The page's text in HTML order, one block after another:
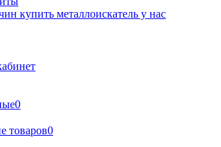
купить металлоискатель у нас
0
товаров0